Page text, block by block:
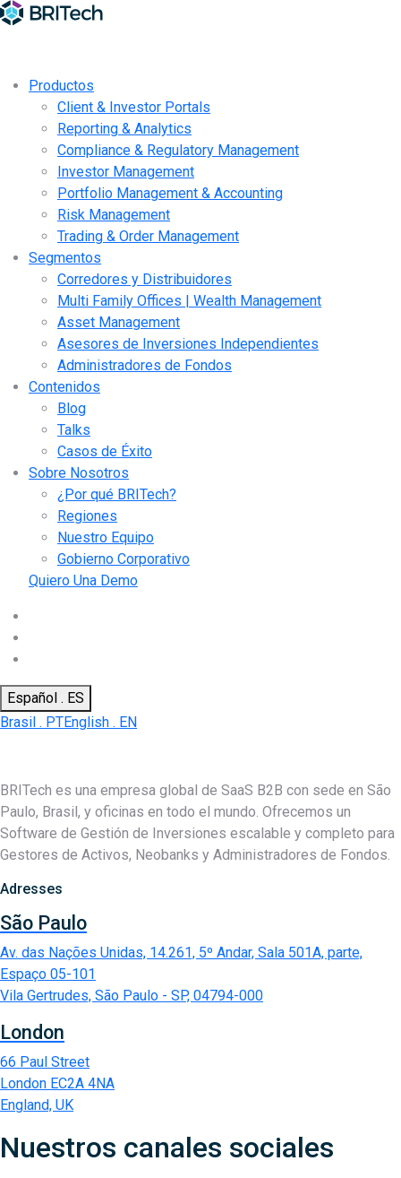
Productos
Client & Investor Portals
Reporting & Analytics
Compliance & Regulatory Management
Investor Management
Portfolio Management & Accounting
Risk Management
Trading & Order Management
Segmentos
Corredores y Distribuidores
Multi Family Offices | Wealth Management
Asset Management
Asesores de Inversiones Independientes
Administradores de Fondos
Contenidos
Blog
Talks
Casos de Éxito
Sobre Nosotros
¿Por qué BRITech?
Regiones
Nuestro Equipo
Gobierno Corporativo
Quiero Una Demo
Español . ES
Brasil . PTEnglish . EN
BRITech es una empresa global de SaaS B2B con sede en São
Paulo, Brasil, y oficinas en todo el mundo. Ofrecemos un
Software de Gestión de Inversiones escalable y completo para
Gestores de Activos, Neobanks y Administradores de Fondos.
Adresses
São Paulo
Av. das Nações Unidas, 14.261, 5º Andar, Sala 501A, parte,
Espaço 05-101
Vila Gertrudes, São Paulo - SP, 04794-000
London
66 Paul Street
London EC2A 4NA
England, UK
Nuestros canales sociales